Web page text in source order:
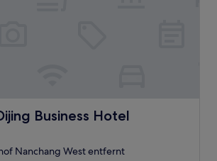
Business Hotel
Business Hotel
Nanchang West entfernt